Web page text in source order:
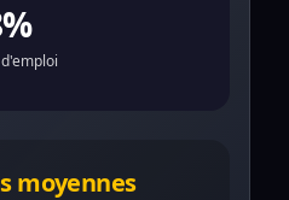
moyennes